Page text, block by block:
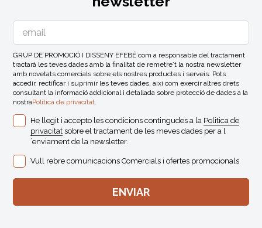
GRUP DE PROMOCIÓ I DISSENY EFEBÉ com a responsable del tractament
tractarà les teves dades amb la finalitat de remetre´t la nostra newsletter
amb novetats comercials sobre els nostres productes i serveis. Pots
accedir, rectificar i suprimir les teves dades, així com exercir altres drets
consultant la informació addicional i detallada sobre protecció de dades a la
nostraPolitica de privacitat.
He llegit i accepto les condicions contingudes a la Politica de
privacitat sobre el tractament de les meves dades per a l
´enviament de la newsletter.
Vull rebre comunicacions Comercials i ofertes promocionals